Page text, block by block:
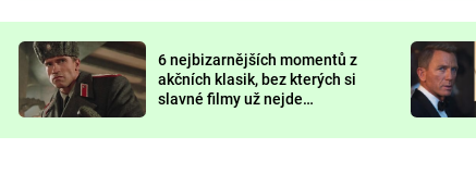
NORRIS
DEADPOOL
6 nejbizarnějších momentů z
akčních klasik, bez kterých si
slavné filmy už nejde